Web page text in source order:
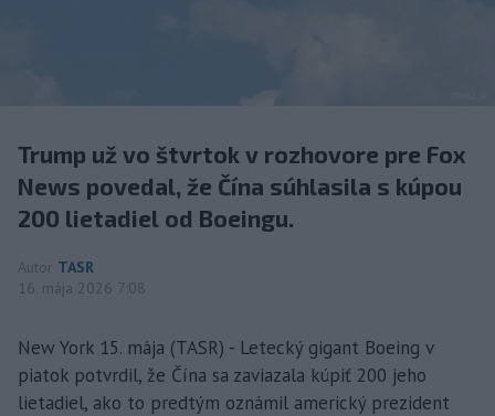
Trump už vo štvrtok v rozhovore pre Fox
News povedal, že Čína súhlasila s kúpou
200 lietadiel od Boeingu.
Autor TASR
16. mája 2026 7:08
New York 15. mája (TASR) - Letecký gigant Boeing v
piatok potvrdil, že Čína sa zaviazala kúpiť 200 jeho
lietadiel, ako to predtým oznámil americký prezident